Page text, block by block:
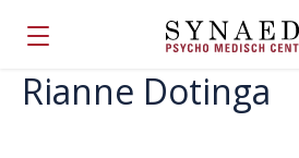
Rianne Dotinga